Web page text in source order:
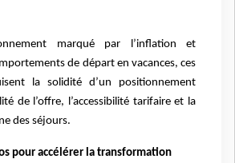
marqué par l’inflation et
de départ en vacances, ces
la solidité d’un positionnement
de l’offre, l’accessibilité tarifaire et la
des séjours.
pour accélérer la transformation